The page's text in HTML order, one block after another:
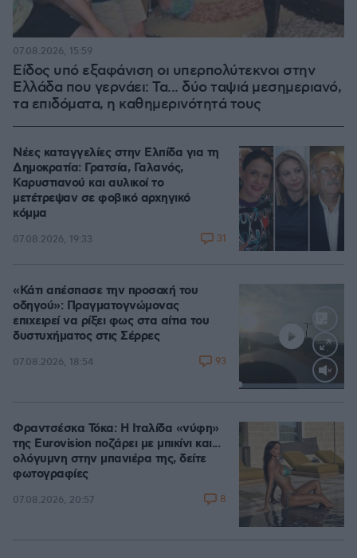
Είδος υπό εξαφάνιση οι υπερπολύτεκνοι στην
Ελλάδα που γερνάει: Τα... δύο ταψιά μεσημεριανό,
τα επιδόματα, η καθημερινότητά τους
07.08.2026, 15:59
Νέες καταγγελίες στην Ελπίδα για τη
Δημοκρατία: Γρατσία, Γαλανός,
Καρυστιανού και αυλικοί το
μετέτρεψαν σε φοβικό αρχηγικό
κόμμα
07.08.2026, 19:33 31
Loaded:
«Κάτι απέσπασε την προσοχή του
οδηγού»: Πραγματογνώμονας
επιχειρεί να ρίξει φως στα αίτια του
δυστυχήματος στις Σέρρες
07.08.2026, 18:54 93
Φραντσέσκα Τόκα: Η Ιταλίδα «νύφη»
της Eurovision ποζάρει με μπικίνι και...
ολόγυμνη στην μπανιέρα της, δείτε
φωτογραφίες
07.08.2026, 20:57 8